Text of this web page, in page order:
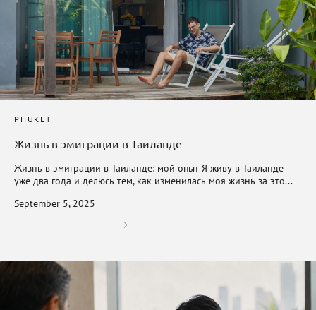
PHUKET
Жизнь в эмиграции в Таиланде
Жизнь в эмиграции в Таиланде: мой опыт Я живу в Таиланде
уже два года и делюсь тем, как изменилась моя жизнь за это...
September 5, 2025